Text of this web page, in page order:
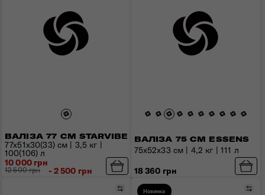
ВАЛІЗА 77 СМ STARVIBE
77x51x30(33) см | 3,5 кг |
100(106) л
10 000 грн
12 500 грн - 2 500 грн
ВАЛІЗА 75 СМ ESSENS
75x52x33 см | 4,2 кг | 111 л
18 360 грн
Порівняти
Новинка